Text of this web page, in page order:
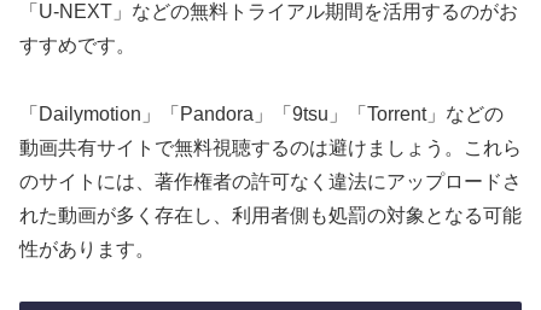
「U-NEXT」などの無料トライアル期間を活用するのがお
すすめです。
「Dailymotion」「Pandora」「9tsu」「Torrent」などの
動画共有サイトで無料視聴するのは避けましょう。これら
のサイトには、著作権者の許可なく違法にアップロードさ
れた動画が多く存在し、利用者側も処罰の対象となる可能
性があります。